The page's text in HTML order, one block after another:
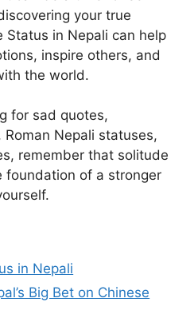
your true
Status in Nepali can help
inspire others, and
the world.
for sad quotes,
Nepali statuses,
remember that solitude
foundation of a stronger
in Nepali
Big Bet on Chinese